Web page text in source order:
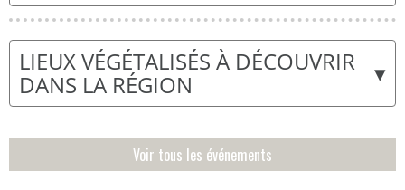
▾
LIEUX VÉGÉTALISÉS À DÉCOUVRIR
DANS LA RÉGION
Voir tous les événements